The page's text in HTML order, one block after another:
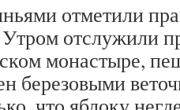
отметили
отслужили
монастыре,
березовыми